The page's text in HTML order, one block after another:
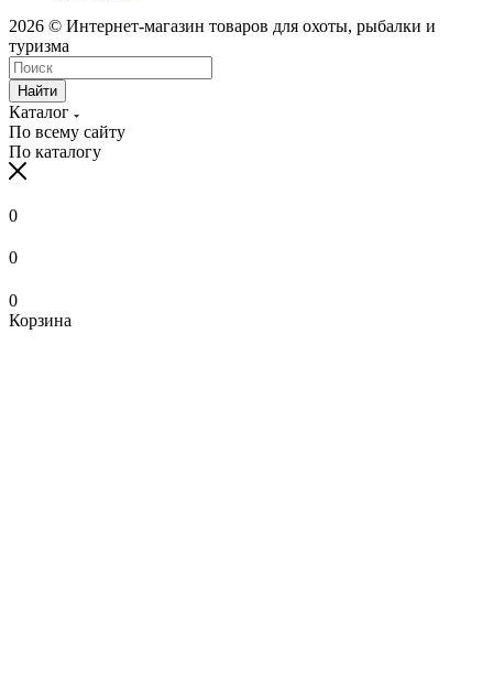
2026 © Интернет-магазин товаров для охоты, рыбалки и
туризма
Найти
Каталог
По всему сайту
По каталогу
0
0
0
Корзина